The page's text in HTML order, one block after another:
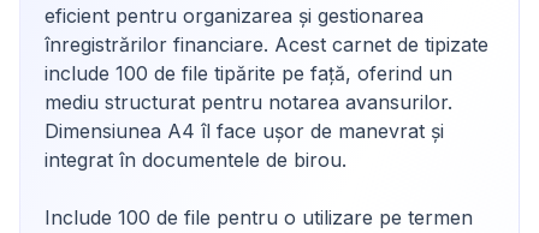
eficient pentru organizarea și gestionarea
înregistrărilor financiare. Acest carnet de tipizate
include 100 de file tipărite pe față, oferind un
mediu structurat pentru notarea avansurilor.
Dimensiunea A4 îl face ușor de manevrat și
integrat în documentele de birou.
Include 100 de file pentru o utilizare pe termen